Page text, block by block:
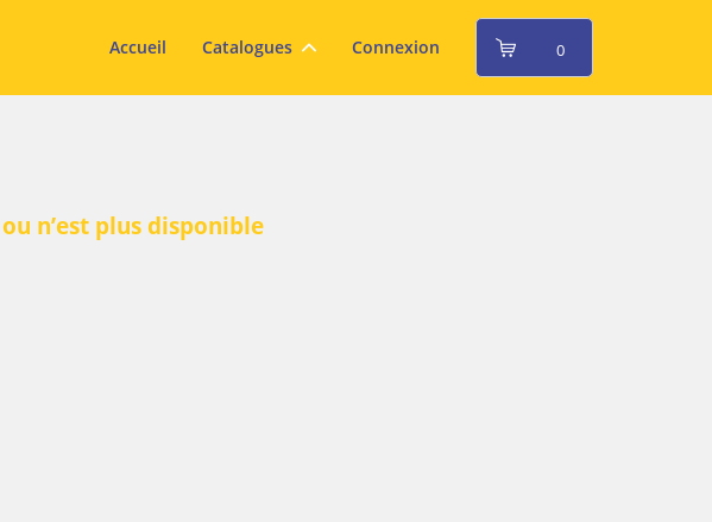
Accueil Catalogues Connexion 0
n’est plus disponible